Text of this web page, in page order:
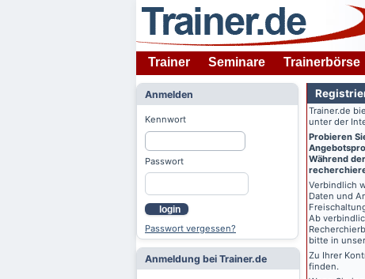
Trainer Seminare Trainerbörse
Anmelden
Kennwort
Passwort
login
Passwort vergessen?
Anmeldung bei Trainer.de
Trainer.de
unter der
Probieren
Während
Verbindlich
Daten und
Ab
bitte in
Zu Ihrer
finden.